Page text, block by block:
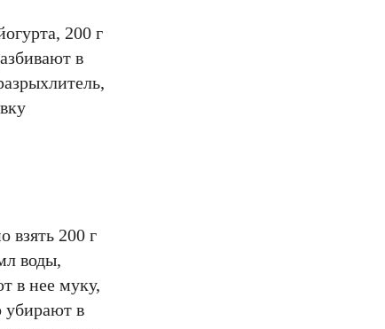
200 г
в
взять 200 г
воды,
в нее муку,
убирают в